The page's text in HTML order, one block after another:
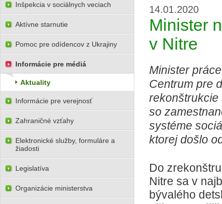
14.01.2020
Minister
v Nitre
Minister
Centrum pre
rekonštrukcie
so
systéme
ktorej došlo
Do
Nitre sa v
bývalého
Inšpekcia v sociálnych veciach
Aktívne starnutie
Pomoc pre odídencov z Ukrajiny
Informácie pre médiá
Aktuality
Informácie pre verejnosť
Zahraničné vzťahy
Elektronické služby, formuláre a
žiadosti
Legislatíva
Organizácie ministerstva